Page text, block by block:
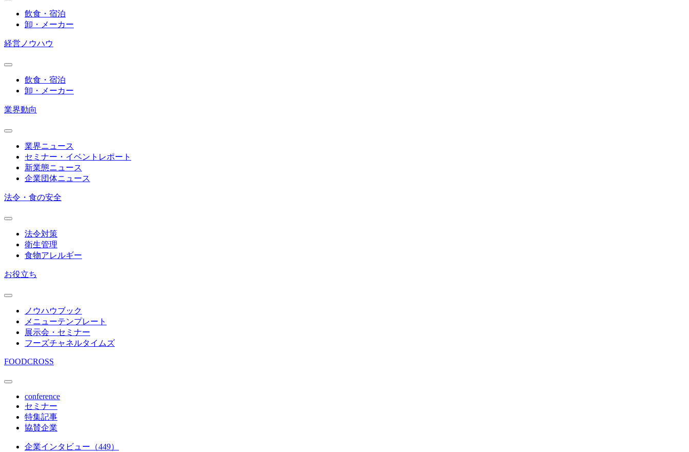
飲食・宿泊
卸・メーカー
経営ノウハウ
飲食・宿泊
卸・メーカー
業界動向
業界ニュース
セミナー・イベントレポート
新業態ニュース
企業団体ニュース
法令・食の安全
法令対策
衛生管理
食物アレルギー
お役立ち
ノウハウブック
メニューテンプレート
展示会・セミナー
フーズチャネルタイムズ
FOODCROSS
conference
セミナー
特集記事
協賛企業
企業インタビュー（449）